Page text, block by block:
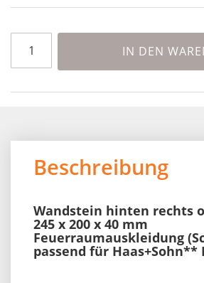
IN DEN
Beschreibung
Wandstein hinten rechts
245 x 200 x 40 mm
Feuerraumauskleidung
passend für Haas+Sohn**